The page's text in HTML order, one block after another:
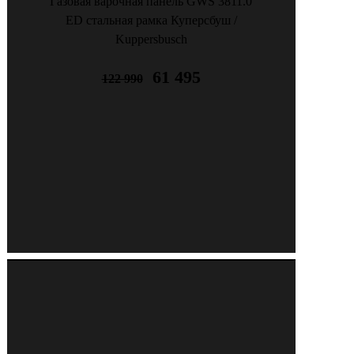
ED стальная рамка Куперсбуш /
Kuppersbusch
122 990 61 495